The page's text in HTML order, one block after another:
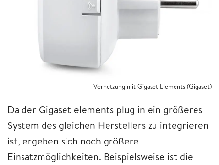
Vernetzung mit Gigaset Elements (Gigaset)
Da der Gigaset elements plug in ein größeres
System des gleichen Herstellers zu integrieren
ist, ergeben sich noch größere
Einsatzmöglichkeiten. Beispielsweise ist die